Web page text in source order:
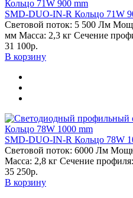
SMD-DUO-IN-R Кольцо 71W
Световой поток: 5 500 Лм
мм Масса: 2,3 кг Сечение
31 100р.
В корзину
SMD-DUO-IN-R Кольцо 78W
Световой поток: 6000 Лм
Масса: 2,8 кг Сечение профиля:
35 250р.
В корзину